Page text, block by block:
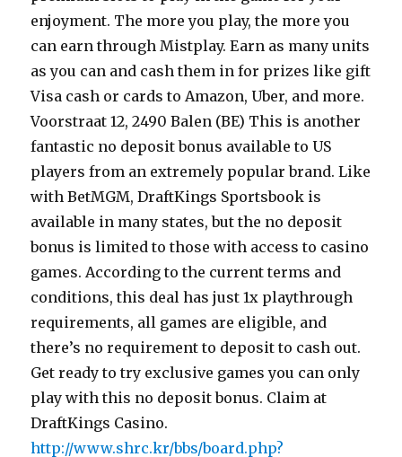
enjoyment. The more you play, the more you
can earn through Mistplay. Earn as many units
as you can and cash them in for prizes like gift
Visa cash or cards to Amazon, Uber, and more.
Voorstraat 12, 2490 Balen (BE) This is another
fantastic no deposit bonus available to US
players from an extremely popular brand. Like
with BetMGM, DraftKings Sportsbook is
available in many states, but the no deposit
bonus is limited to those with access to casino
games. According to the current terms and
conditions, this deal has just 1x playthrough
requirements, all games are eligible, and
there’s no requirement to deposit to cash out.
Get ready to try exclusive games you can only
play with this no deposit bonus. Claim at
DraftKings Casino.
http://www.shrc.kr/bbs/board.php?